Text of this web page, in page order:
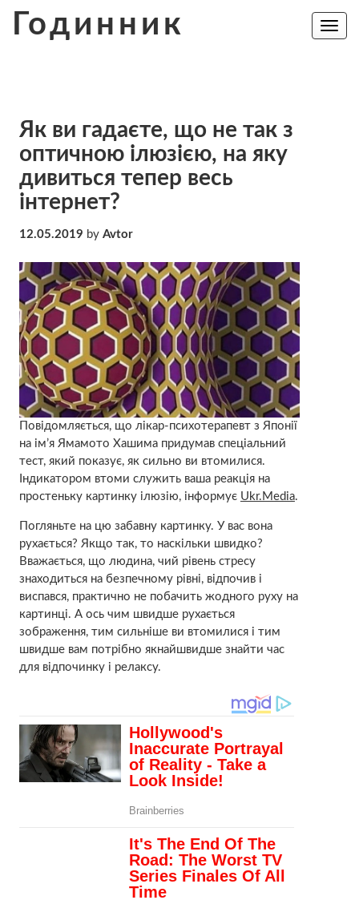
Годинник
Toggle
Як ви гадаєте, що не так з
оптичною ілюзією, на яку
дивиться тепер весь
інтернет?
12.05.2019 by Avtor
Повідомляється, що лікар-психотерапевт з Японії
на ім’я Ямамото Хашима придумав спеціальний
тест, який показує, як сильно ви втомилися.
Індикатором втоми служить ваша реакція на
простеньку картинку ілюзію, інформує Ukr.Media.
Погляньте на цю забавну картинку. У вас вона
рухається? Якщо так, то наскільки швидко?
Вважається, що людина, чий рівень стресу
знаходиться на безпечному рівні, відпочив і
виспався, практично не побачить жодного руху на
картинці. А ось чим швидше рухається
зображення, тим сильніше ви втомилися і тим
швидше вам потрібно якнайшвидше знайти час
для відпочинку і релаксу.